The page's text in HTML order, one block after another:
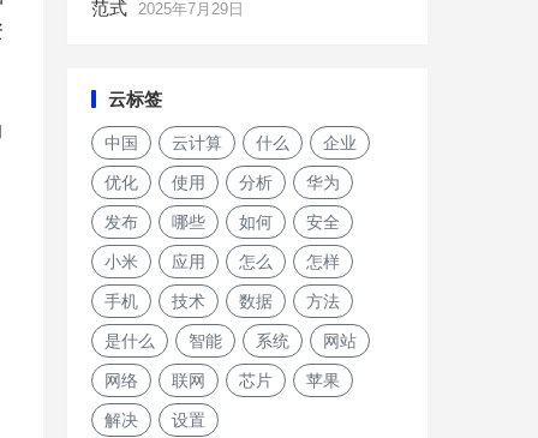
范式 2025年7月29日
云标签
中国 云计算 什么 企业
优化 使用 分析 华为
发布 哪些 如何 安全
小米 应用 怎么 怎样
手机 技术 数据 方法
是什么 智能 系统 网站
网络 联网 芯片 苹果
解决 设置